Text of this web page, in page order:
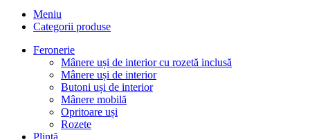
Meniu
Categorii produse
Feronerie
Mânere uși de interior cu rozetă inclusă
Mânere uși de interior
Butoni uși de interior
Mânere mobilă
Opritoare uși
Rozete
Plintă